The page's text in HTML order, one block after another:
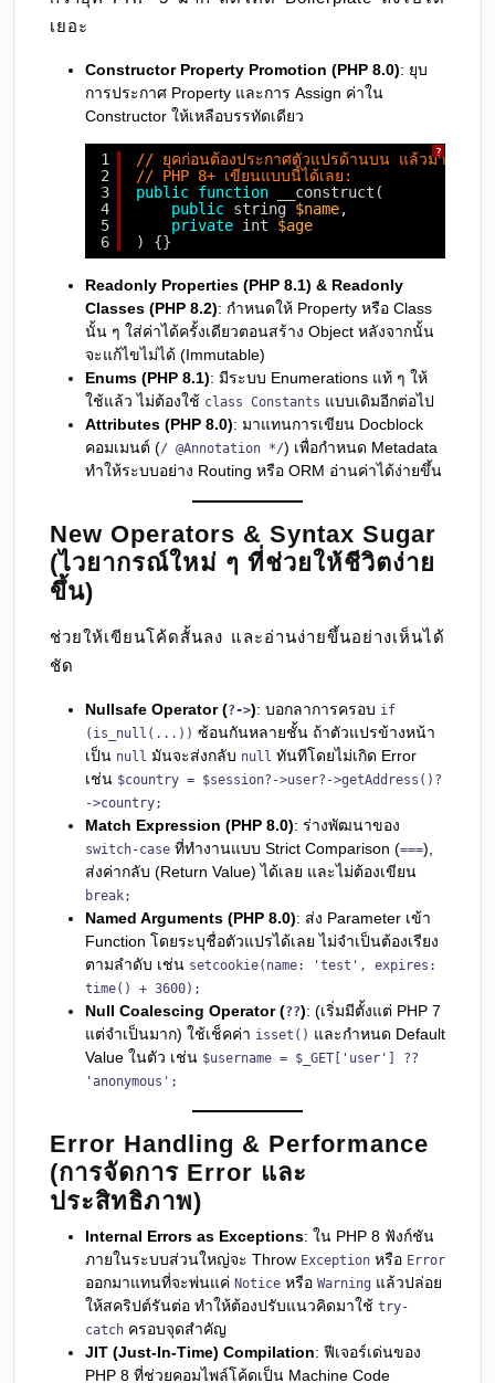
เยอะ
Constructor Property Promotion (PHP 8.0): ยุบ
การประกาศ Property และการ Assign ค่าใน
Constructor ให้เหลือบรรทัดเดียว
?
1
2
3
4
5
6
// ยุคก่อนต้องประกาศตัวแปรด้านบน แล้วมา
// PHP 8+ เขียนแบบนี้ได้เลย:
public function
__construct(
public string $name,
private int $age
) {}
Readonly Properties (PHP 8.1) & Readonly
Classes (PHP 8.2): กำหนดให้ Property หรือ Class
นั้น ๆ ใส่ค่าได้ครั้งเดียวตอนสร้าง Object หลังจากนั้น
จะแก้ไขไม่ได้ (Immutable)
Enums (PHP 8.1): มีระบบ Enumerations แท้ ๆ ให้
ใช้แล้ว ไม่ต้องใช้ class Constants แบบเดิมอีกต่อไป
Attributes (PHP 8.0): มาแทนการเขียน Docblock
คอมเมนต์ (/ @Annotation */) เพื่อกำหนด Metadata
ทำให้ระบบอย่าง Routing หรือ ORM อ่านค่าได้ง่ายขึ้น
New Operators & Syntax Sugar
(ไวยากรณ์ใหม่ ๆ ที่ช่วยให้ชีวิตง่าย
ขึ้น)
ช่วยให้เขียนโค้ดสั้นลง และอ่านง่ายขึ้นอย่างเห็นได้
ชัด
Nullsafe Operator (?->): บอกลาการครอบ if
(is_null(...)) ซ้อนกันหลายชั้น ถ้าตัวแปรข้างหน้า
เป็น null มันจะส่งกลับ null ทันทีโดยไม่เกิด Error
เช่น $country = $session?->user?->getAddress()?
->country;
Match Expression (PHP 8.0): ร่างพัฒนาของ
switch-case ที่ทำงานแบบ Strict Comparison (===),
ส่งค่ากลับ (Return Value) ได้เลย และไม่ต้องเขียน
break;
Named Arguments (PHP 8.0): ส่ง Parameter เข้า
Function โดยระบุชื่อตัวแปรได้เลย ไม่จำเป็นต้องเรียง
ตามลำดับ เช่น setcookie(name: 'test', expires:
time() + 3600);
Null Coalescing Operator (??): (เริ่มมีตั้งแต่ PHP 7
แต่จำเป็นมาก) ใช้เช็คค่า isset() และกำหนด Default
Value ในตัว เช่น $username = $_GET['user'] ??
'anonymous';
Error Handling & Performance
(การจัดการ Error และ
ประสิทธิภาพ)
Internal Errors as Exceptions: ใน PHP 8 ฟังก์ชัน
ภายในระบบส่วนใหญ่จะ Throw Exception หรือ Error
ออกมาแทนที่จะพ่นแค่ Notice หรือ Warning แล้วปล่อย
ให้สคริปต์รันต่อ ทำให้ต้องปรับแนวคิดมาใช้ try-
catch ครอบจุดสำคัญ
JIT (Just-In-Time) Compilation: ฟีเจอร์เด่นของ
PHP 8 ที่ช่วยคอมไพล์โค้ดเป็น Machine Code